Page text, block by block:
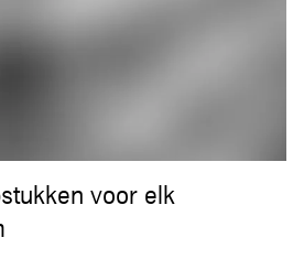
voor elk